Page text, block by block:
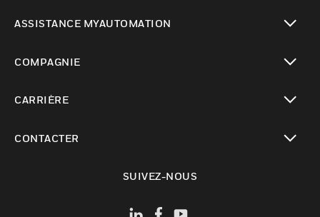
ASSISTANCE MYAUTOMATION
COMPAGNIE
CARRIÈRE
CONTACTER
SUIVEZ-NOUS